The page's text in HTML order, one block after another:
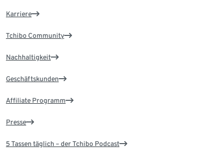
Karriere
Tchibo Community
Nachhaltigkeit
Geschäftskunden
Affiliate Programm
Presse
5 Tassen täglich – der Tchibo Podcast